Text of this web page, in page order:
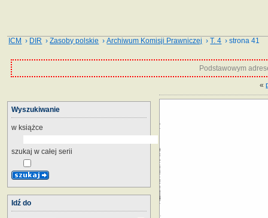
ICM › DIR ›Zasoby polskie ›Archiwum Komisji Prawniczej ›T. 4 › strona 41
Podstawowym
«
Wyszukiwanie
w książce
szukaj w całej serii
Idź do